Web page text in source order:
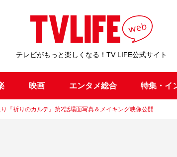
テレビがもっと楽しくなる！TV LIFE公式サイト
映画 エンタメ総合 特集・イ
『祈りのカルテ』第2話場面写真＆メイキング映像公開